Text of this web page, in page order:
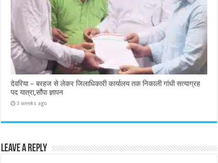
देवरिया – बरहज से लेकर जिलाधिकारी कार्यालय तक निकाली गांधी सत्याग्रह
पद यात्रा,सौंपा ज्ञापन
3 weeks ago
Leave a Reply